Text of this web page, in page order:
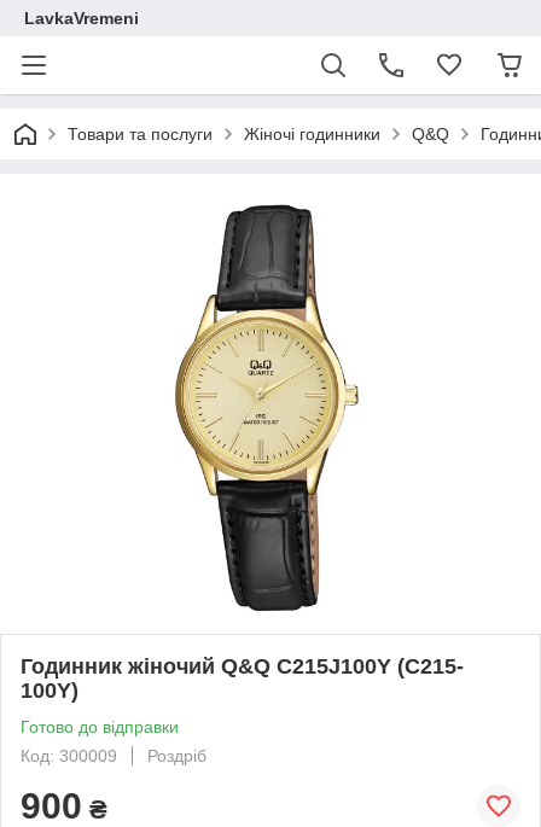
LavkaVremeni
Товари та послуги Жіночі годинники Q&Q
Годинник жіночий Q&Q C215J100Y (C215-
100Y)
Готово до відправки
Код: 300009
Роздріб
900 ₴